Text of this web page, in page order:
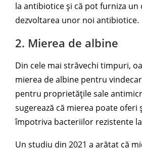
la antibiotice și că pot furniza
dezvoltarea unor noi antibiotice.
2. Mierea de albine
Din cele mai străvechi timpuri,
mierea de albine pentru
pentru proprietățile sale
sugerează că mierea poate oferi
împotriva bacteriilor rezistente
Un studiu din 2021 a arătat că